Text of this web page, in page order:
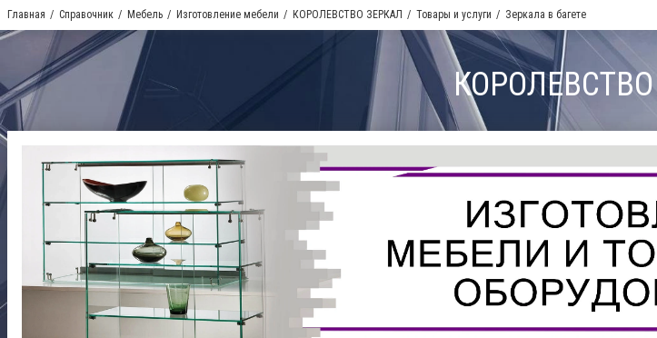
Главная Справочник Мебель Изготовление мебели КОРОЛЕВСТВО ЗЕРКАЛ Товары и услуги Зеркала в багете